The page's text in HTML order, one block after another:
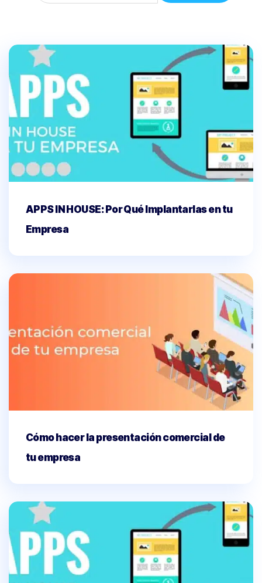
APPS IN HOUSE: Por Qué Implantarlas en tu
Empresa
Cómo hacer la presentación comercial de
tu empresa